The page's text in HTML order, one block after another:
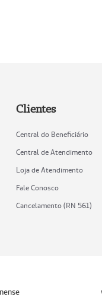
Clientes
Central do Beneficiário
Central de Atendimento
Loja de Atendimento
Fale Conosco
Cancelamento (RN 561)